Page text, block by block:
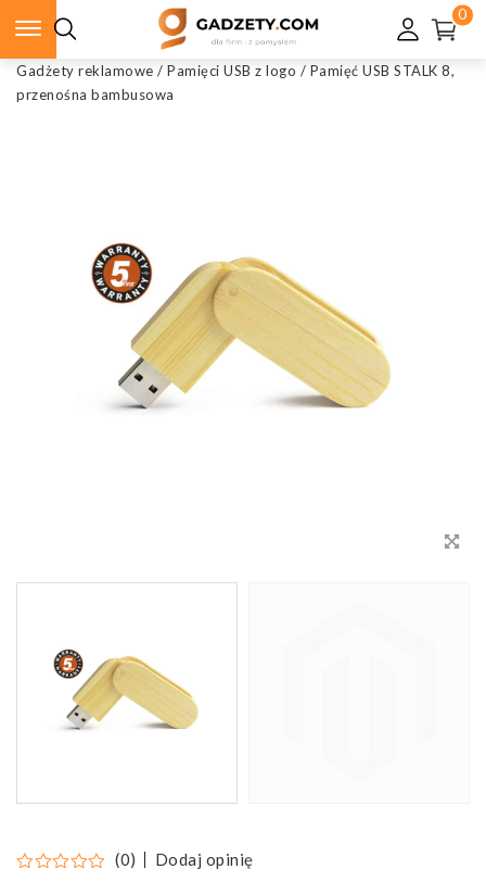
0
Gadżety reklamowe / Pamięci USB z logo / Pamięć USB STALK 8,
przenośna bambusowa
(0) Dodaj opinię